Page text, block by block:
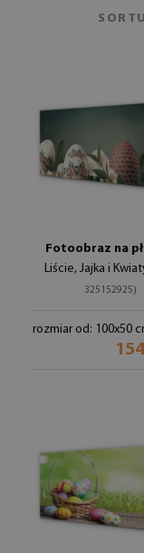
Fotoobraz na
Liście, Jajka i
325152925)
rozmiar od: 100x50